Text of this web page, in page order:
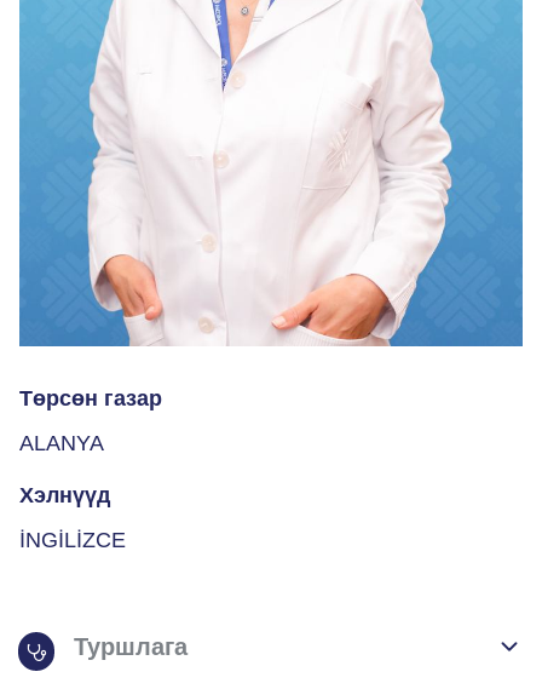
Төрсөн газар
ALANYA
Хэлнүүд
İNGİLİZCE
Туршлага